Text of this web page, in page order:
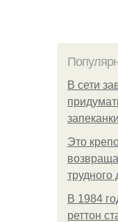
В сети
Это
трудного
В 1984
реттон